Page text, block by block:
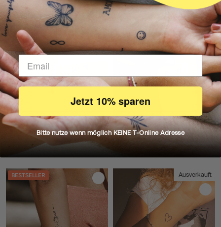
Lotus mit Punkten Tattoo
9,50 €
Feiner Schmetterling Tattoo
9,50 €
BESTSELLER Ausverkauft
Jetzt 10% sparen
Bitte nutze wenn möglich KEINE T-Online Adresse